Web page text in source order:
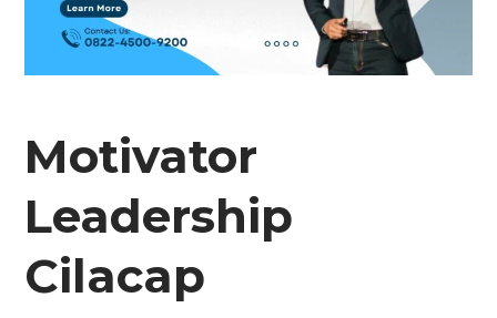
Motivator
Leadership
Cilacap